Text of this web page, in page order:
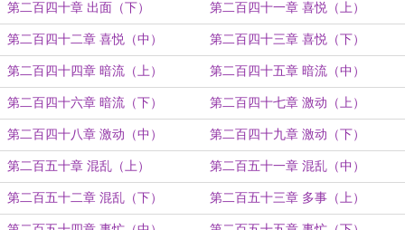
第二百四十章 出面（下） 第二百四十一章 喜悦（上）
第二百四十二章 喜悦（中） 第二百四十三章 喜悦（下）
第二百四十四章 暗流（上） 第二百四十五章 暗流（中）
第二百四十六章 暗流（下） 第二百四十七章 激动（上）
第二百四十八章 激动（中） 第二百四十九章 激动（下）
第二百五十章 混乱（上） 第二百五十一章 混乱（中）
第二百五十二章 混乱（下） 第二百五十三章 多事（上）